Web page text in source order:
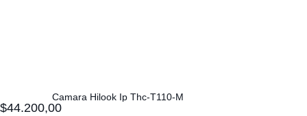
Camara Hilook Ip Thc-T110-M
$44.200,00